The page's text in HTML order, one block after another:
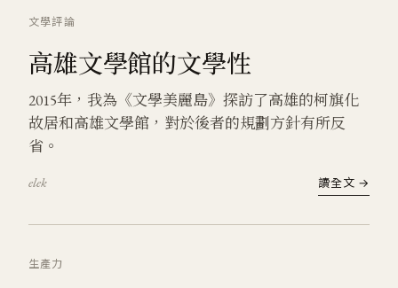
文學評論
高雄文學館的文學性
2015年，我為《文學美麗島》探訪了高雄的柯旗化
故居和高雄文學館，對於後者的規劃方針有所反
省。
elek 讀全文 →
生產力